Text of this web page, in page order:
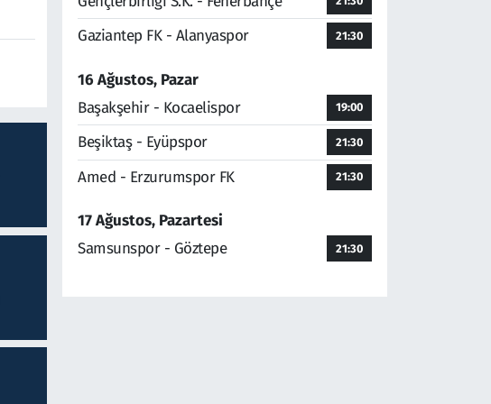
Gaziantep FK - Alanyaspor 21:30
16 Ağustos, Pazar
Başakşehir - Kocaelispor
19:00
Beşiktaş - Eyüpspor 21:30
Amed - Erzurumspor FK 21:30
17 Ağustos, Pazartesi
Samsunspor - Göztepe
21:30